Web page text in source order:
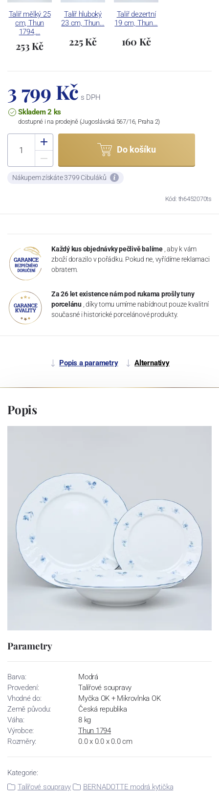
Talíř mělký 25
cm, Thun
1794,…
253 Kč
Talíř hluboký
23 cm, Thun…
225 Kč
Talíř dezertní
19 cm, Thun…
160 Kč
3 799 Kč s DPH
Skladem 2 ks
dostupné i na prodejně (Jugoslávská 567/16, Praha 2)
Do košíku
Nákupem získáte 3799 Cibuláků
Kód: th6452070ts
Každý kus objednávky pečlivě balíme , aby k vám
zboží dorazilo v pořádku. Pokud ne, vyřídíme reklamaci
obratem.
Za 26 let existence nám pod rukama prošly tuny
porcelánu , díky tomu umíme nabídnout pouze kvalitní
současné i historické porcelánové produkty.
Popis a parametry Alternativy
Popis
Parametry
Barva:
Modrá
Provedení:
Talířové soupravy
Vhodné do:
Myčka OK + Mikrovlnka OK
Země původu:
Česká republika
Váha:
8 kg
Výrobce:
Thun 1794
Rozměry:
0.0 x 0.0 x 0.0 cm
Kategorie:
Talířové soupravy
BERNADOTTE modrá kytička